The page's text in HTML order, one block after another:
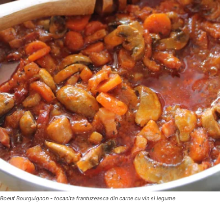
Boeuf Bourguignon - tocanita frantuzeasca din carne cu vin si legume